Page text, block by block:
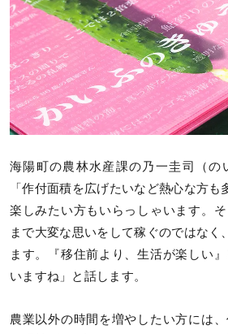
海陽町の農林水産課の乃一圭司（の
「作付面積を広げたいなど熱心な方
楽しみたい方もいらっしゃいます。
まで大変な思いをして稼ぐのではなく
ます。『移住前より、生活が楽しい
いますね」と話します。
農業以外の時間を増やしたい方には